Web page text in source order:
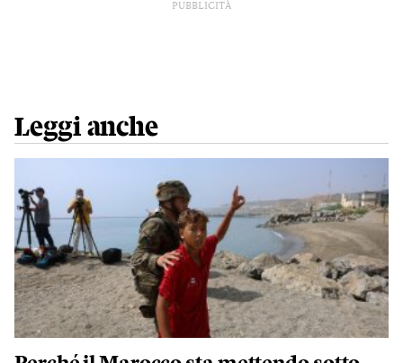
PUBBLICITÀ
Leggi anche